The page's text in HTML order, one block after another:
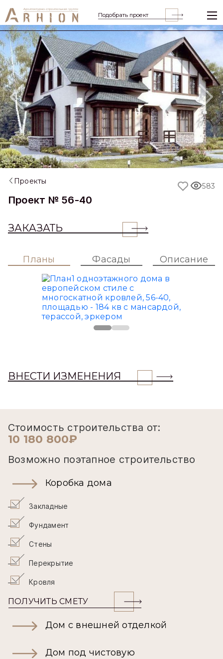
Подобрать проект
Previous
Проекты
Проект № 56-40
ЗАКАЗАТЬ
583
Планы Фасады Описание
ВНЕСТИ ИЗМЕНЕНИЯ
Стоимость строительства от:
10 180 800₽
Возможно поэтапное строительство
Коробка дома
Закладные
Фундамент
Стены
Перекрытие
Кровля
ПОЛУЧИТЬ СМЕТУ
Дом с внешней отделкой
Дом под чистовую